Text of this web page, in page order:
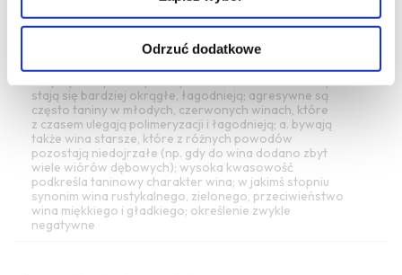
Odrzuć dodatkowe
szorstkie
podniebienie, zwykle z powodu dużej zawartości
alkoholu; silnie i nieprzyjemnie atakujące błonę śluzową;
młodewina na ogół są dość agresywne,
stają się bardziej okrągłe, łagodnieją; agresywne są
często taninyw młodych, czerwonych winach, które
z czasem ulegają polimeryzacji i łagodnieją; a. bywają
także wina starsze, które z różnych powodów
pozostają niedojrzałe (np. gdy do wina dodano zbyt
wiele wiórów dębowych); wysoka kwasowość
podkreśla taninowy charakter wina; w jakimś stopniu
synonim wina rustykalnego, zielonego, przeciwieństwo
wina miękkiego i gładkiego; określenie zwykle
negatywne